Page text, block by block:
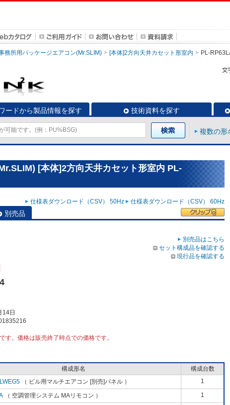
務所用パッケージエアコン(Mr.SLIM) [本体]2方向天井カセット形室内 PL-
ードから製品情報を探す 技術資料を探す
複数の形
[本体]2方向天井カセット形室内 PL-
仕様表ダウンロード（CSV） 50Hz 仕様表ダウンロード（CSV） 60Hz
別売品
別売品はこちら
セット構成品を確認する
現行品を確認する
14日
す。価格は販売終了時点での価格です。
構成形名
構成台数
（ ビル用マルチエアコン [別売]パネル ） 1
（ 空調管理システム MAリモコン ） 1